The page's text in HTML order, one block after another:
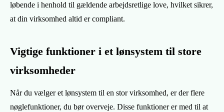
løbende i henhold til gældende arbejdsretlige love, hvilket sikrer,
at din virksomhed altid er compliant.
Vigtige funktioner i et lønsystem til store
virksomheder
Når du vælger et lønsystem til en stor virksomhed, er der flere
nøglefunktioner, du bør overveje. Disse funktioner er med til at